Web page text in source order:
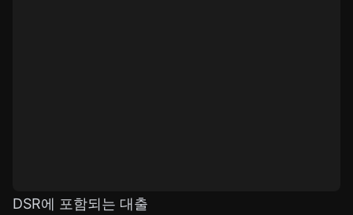
DSR에 포함되는 대출